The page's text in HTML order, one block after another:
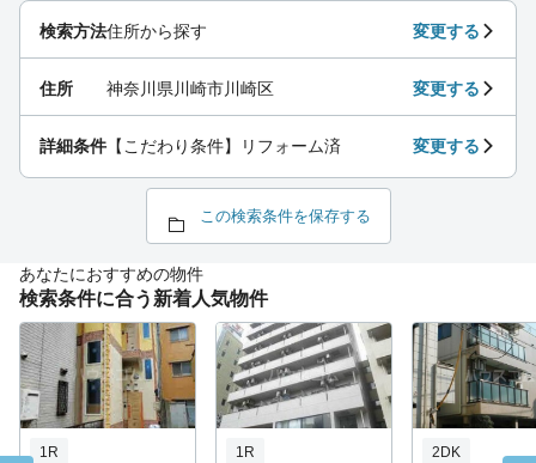
検索方法住所から探す 変更する
住所 神奈川県川崎市川崎区 変更する
詳細条件 【こだわり条件】リフォーム済 変更する
この検索条件を保存する
あなたにおすすめの物件
検索条件に合う新着人気物件
1R 1R 2DK